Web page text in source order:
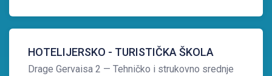
HOTELIJERSKO - TURISTIČKA ŠKOLA
Drage Gervaisa 2 — Tehničko i strukovno srednje